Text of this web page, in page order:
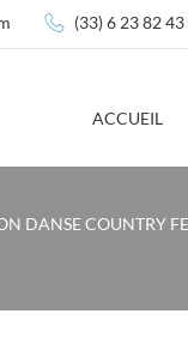
(33) 6 23 82
ACCUEIL
DANSE COUNTRY